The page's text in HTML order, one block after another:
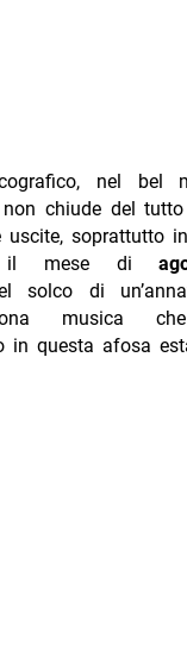
nel bel
non chiude del
uscite, soprattutto
il mese di
solco di
musica
in questa afosa